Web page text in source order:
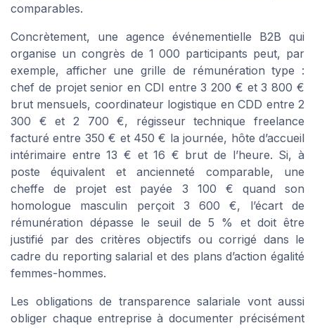
comparables.
Concrètement, une agence événementielle B2B qui
organise un congrès de 1 000 participants peut, par
exemple, afficher une grille de rémunération type :
chef de projet senior en CDI entre 3 200 € et 3 800 €
brut mensuels, coordinateur logistique en CDD entre 2
300 € et 2 700 €, régisseur technique freelance
facturé entre 350 € et 450 € la journée, hôte d’accueil
intérimaire entre 13 € et 16 € brut de l’heure. Si, à
poste équivalent et ancienneté comparable, une
cheffe de projet est payée 3 100 € quand son
homologue masculin perçoit 3 600 €, l’écart de
rémunération dépasse le seuil de 5 % et doit être
justifié par des critères objectifs ou corrigé dans le
cadre du reporting salarial et des plans d’action égalité
femmes-hommes.
Les obligations de transparence salariale vont aussi
obliger chaque entreprise à documenter précisément